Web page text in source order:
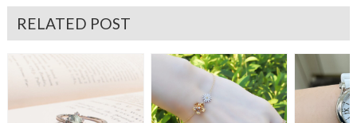
RELATED POST